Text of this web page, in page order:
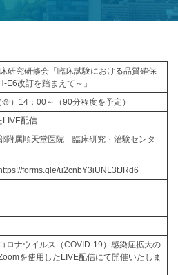
床研究研修会「臨床試験における品質確保
改訂を踏まえて～」
）14：00～（90分程度を予定）
LIVE配信
附属順天堂医院 臨床研究・治験センタ
https://forms.gle/u2cnbY3iUNL3tJRd6
ロナウイルス（COVID-19）感染症拡大の
を使用したLIVE配信にて開催いたしま